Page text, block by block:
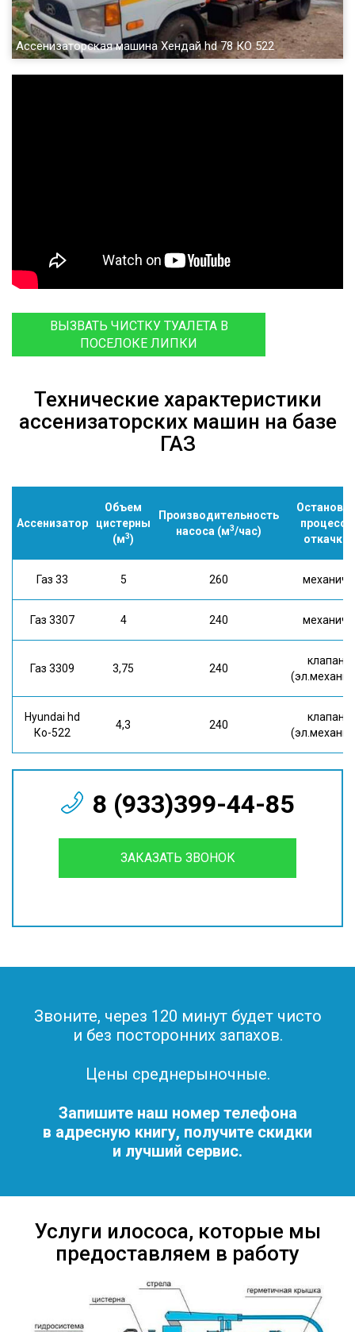
Ассенизаторская машина Хендай hd 78 КО 522
ВЫЗВАТЬ ЧИСТКУ ТУАЛЕТА В
ПОСЕЛОКЕ ЛИПКИ
Технические характеристики
ассенизаторских машин на базе
ГАЗ
Ассенизатор
Объем
цистерны
(м3)
Производительность
насоса (м3/час)
Остановка
процесса
откачки
Газ 33 5 260 механич.
Газ 3307 4 240 механич.
Газ 3309 3,75 240
клапан
Hyundai hd
Ко-522
4,3 240
клапан
8 (933)399-44-85
ЗАКАЗАТЬ ЗВОНОК
Звоните, через 120 минут будет чисто
и без посторонних запахов.
Цены среднерыночные.
Запишите наш номер телефона
в адресную книгу, получите скидки
и лучший сервис.
Услуги илососа, которые мы
предоставляем в работу